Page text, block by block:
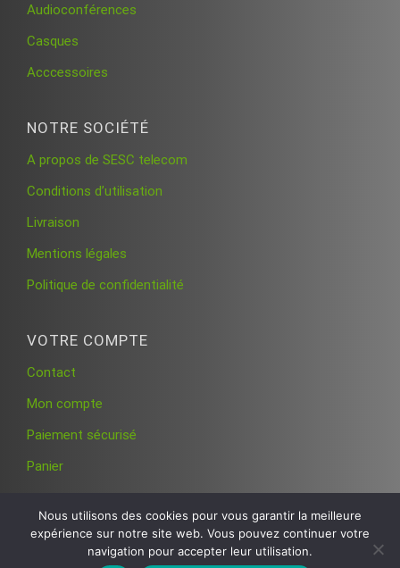
Audioconférences
Casques
Acccessoires
NOTRE SOCIÉTÉ
A propos de SESC telecom
Conditions d’utilisation
Livraison
Mentions légales
Politique de confidentialité
VOTRE COMPTE
Contact
Mon compte
Paiement sécurisé
Panier
Nous utilisons des cookies pour vous garantir la meilleure
expérience sur notre site web. Vous pouvez continuer votre
navigation pour accepter leur utilisation.